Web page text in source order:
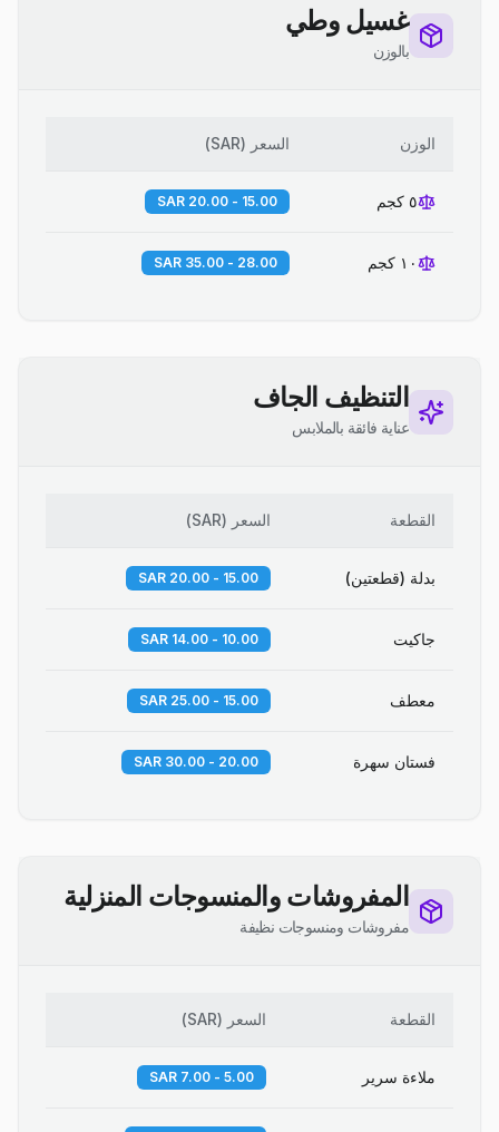
غسيل وطي
بالوزن
الوزن السعر (
SAR
)
٥ كجم 15.00 - 20.00 SAR
١٠ كجم 28.00 - 35.00 SAR
التنظيف الجاف
عناية فائقة بالملابس
القطعة السعر (
SAR
)
بدلة (قطعتين) 15.00 - 20.00 SAR
جاكيت 10.00 - 14.00 SAR
معطف 15.00 - 25.00 SAR
فستان سهرة 20.00 - 30.00 SAR
المفروشات والمنسوجات المنزلية
مفروشات ومنسوجات نظيفة
القطعة السعر (
SAR
)
ملاءة سرير 5.00 - 7.00 SAR